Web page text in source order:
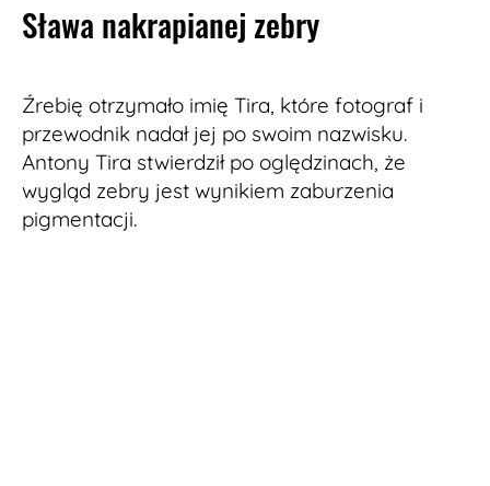
Sława nakrapianej zebry
Źrebię otrzymało imię Tira, które fotograf i
przewodnik nadał jej po swoim nazwisku.
Antony Tira stwierdził po oględzinach, że
wygląd zebry jest wynikiem zaburzenia
pigmentacji.